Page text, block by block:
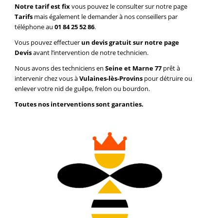
Notre tarif est fixvous pouvez le consulter sur notre page
Tarifs mais également le demander à nos conseillers par
téléphone au 01 84 25 52 86.
Vous pouvez effectuer un devis gratuit sur notre page
Devisavant l’intervention de notre technicien.
Nous avons des techniciens en Seine et Marne 77 prêt à
intervenir chez vous àVulaines-lès-Provins pour détruire ou
enlever votre nid de guêpe, frelon ou bourdon.
Toutes nos interventions sont garanties.